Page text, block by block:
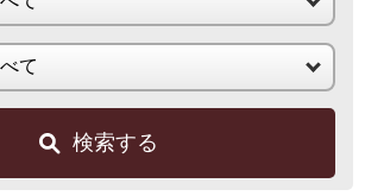
検索する